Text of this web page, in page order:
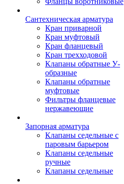
Сантехническая арматура
Кран приварной
Кран муфтовый
Кран фланцевый
Кран трехходовой
Клапаны обратные У-
образные
Клапаны обратные
муфтовые
Фильтры фланцевые
нержавеющие
Запорная арматура
Клапаны седельные с
паровым барьером
Клапаны седельные
ручные
Клапаны седельные